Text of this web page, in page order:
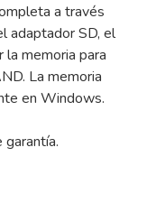
a través
adaptador SD, el
la memoria para
La memoria
en Windows.